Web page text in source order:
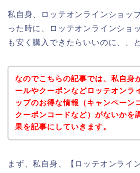
私自身、ロッテオンラインショッ
った時に、ロッテオンラインショ
も安く購入できたらいいのに、、
なのでこちらの記事では、私自身
ールやクーポンなどロッテオンラ
ップのお得な情報（キャンペーン
クーポンコードなど）がないかを
果を記事にしていきます。
まず、私自身、【ロッテオンライ